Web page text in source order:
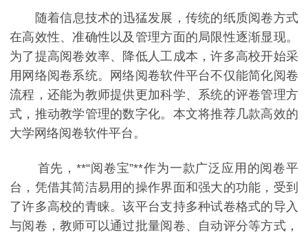
随着信息技术的迅猛发展，传统的纸质阅卷方式
在高效性、准确性以及管理方面的局限性逐渐显现。
为了提高阅卷效率、降低人工成本，许多高校开始采
用网络阅卷系统。网络阅卷软件平台不仅能简化阅卷
流程，还能为教师提供更加科学、系统的评卷管理方
式，推动教学管理的数字化。本文将推荐几款高效的
大学网络阅卷软件平台。
首先，**“阅卷宝”**作为一款广泛应用的阅卷平
台，凭借其简洁易用的操作界面和强大的功能，受到
了许多高校的青睐。该平台支持多种试卷格式的导入
与阅卷，教师可以通过批量阅卷、自动评分等方式，